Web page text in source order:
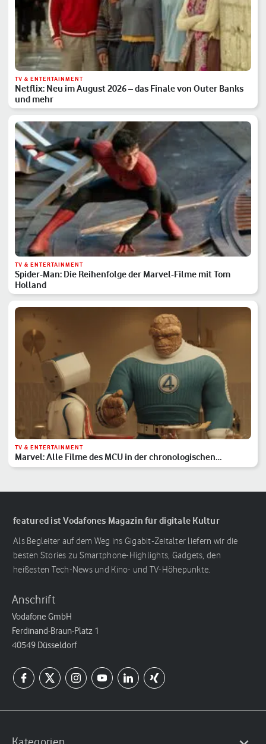
TV & ENTERTAINMENT
Netflix: Neu im August 2026 – das Finale von Outer Banks
und mehr
TV & ENTERTAINMENT
Spider-Man: Die Reihenfolge der Marvel-Filme mit Tom
Holland
TV & ENTERTAINMENT
Marvel: Alle Filme des MCU in der chronologischen
Reihenfolge
featured ist Vodafones Magazin für digitale Kultur
Als Begleiter auf dem Weg ins Gigabit-Zeitalter liefern wir die
besten Stories zu Smartphone-Highlights, Gadgets, den
heißesten Tech-News und Kino- und TV-Höhepunkte.
Anschrift
Vodafone GmbH
Ferdinand-Braun-Platz 1
40549 Düsseldorf